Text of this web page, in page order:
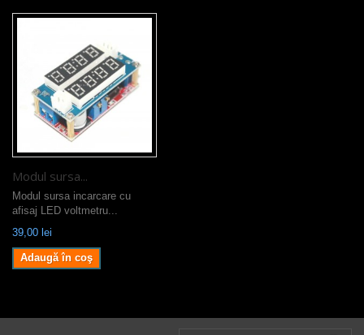
Modul sursa...
Modul sursa incarcare cu
afisaj LED voltmetru...
39,00 lei
Adaugă în coş